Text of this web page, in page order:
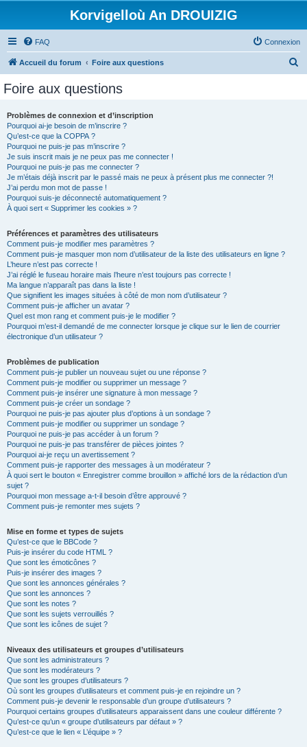
Korvigelloù An DROUIZIG
FAQ Connexion
Accueil du forum Foire aux questions
Foire aux questions
Problèmes de connexion et d’inscription
Pourquoi ai-je besoin de m’inscrire ?
Qu’est-ce que la COPPA ?
Pourquoi ne puis-je pas m’inscrire ?
Je suis inscrit mais je ne peux pas me connecter !
Pourquoi ne puis-je pas me connecter ?
Je m’étais déjà inscrit par le passé mais ne peux à présent plus me connecter ?!
J’ai perdu mon mot de passe !
Pourquoi suis-je déconnecté automatiquement ?
À quoi sert « Supprimer les cookies » ?
Préférences et paramètres des utilisateurs
Comment puis-je modifier mes paramètres ?
Comment puis-je masquer mon nom d’utilisateur de la liste des utilisateurs en ligne ?
L’heure n’est pas correcte !
J’ai réglé le fuseau horaire mais l’heure n’est toujours pas correcte !
Ma langue n’apparaît pas dans la liste !
Que signifient les images situées à côté de mon nom d’utilisateur ?
Comment puis-je afficher un avatar ?
Quel est mon rang et comment puis-je le modifier ?
Pourquoi m’est-il demandé de me connecter lorsque je clique sur le lien de courrier
électronique d’un utilisateur ?
Problèmes de publication
Comment puis-je publier un nouveau sujet ou une réponse ?
Comment puis-je modifier ou supprimer un message ?
Comment puis-je insérer une signature à mon message ?
Comment puis-je créer un sondage ?
Pourquoi ne puis-je pas ajouter plus d’options à un sondage ?
Comment puis-je modifier ou supprimer un sondage ?
Pourquoi ne puis-je pas accéder à un forum ?
Pourquoi ne puis-je pas transférer de pièces jointes ?
Pourquoi ai-je reçu un avertissement ?
Comment puis-je rapporter des messages à un modérateur ?
À quoi sert le bouton « Enregistrer comme brouillon » affiché lors de la rédaction d’un
sujet ?
Pourquoi mon message a-t-il besoin d’être approuvé ?
Comment puis-je remonter mes sujets ?
Mise en forme et types de sujets
Qu’est-ce que le BBCode ?
Puis-je insérer du code HTML ?
Que sont les émoticônes ?
Puis-je insérer des images ?
Que sont les annonces générales ?
Que sont les annonces ?
Que sont les notes ?
Que sont les sujets verrouillés ?
Que sont les icônes de sujet ?
Niveaux des utilisateurs et groupes d’utilisateurs
Que sont les administrateurs ?
Que sont les modérateurs ?
Que sont les groupes d’utilisateurs ?
Où sont les groupes d’utilisateurs et comment puis-je en rejoindre un ?
Comment puis-je devenir le responsable d’un groupe d’utilisateurs ?
Pourquoi certains groupes d’utilisateurs apparaissent dans une couleur différente ?
Qu’est-ce qu’un « groupe d’utilisateurs par défaut » ?
Qu’est-ce que le lien « L’équipe » ?